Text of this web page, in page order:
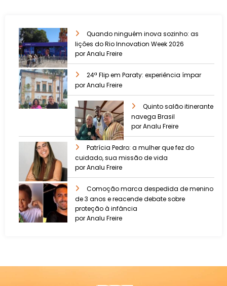
Quando ninguém inova sozinho: as
lições do Rio Innovation Week 2026
por Analu Freire
24ª Flip em Paraty: experiência ímpar
por Analu Freire
Quinto salão itinerante
navega Brasil
por Analu Freire
Patrícia Pedro: a mulher que fez do
cuidado, sua missão de vida
por Analu Freire
Comoção marca despedida de menino
de 3 anos e reacende debate sobre
proteção à infância
por Analu Freire